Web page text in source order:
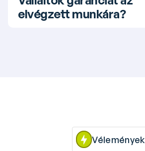
elvégzett munkára?
Vélemények